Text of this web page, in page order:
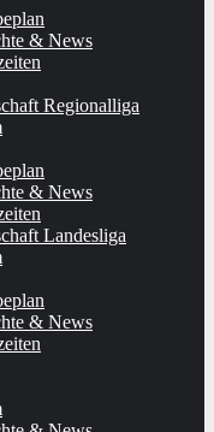
& News
Regionalliga
& News
Landesliga
& News